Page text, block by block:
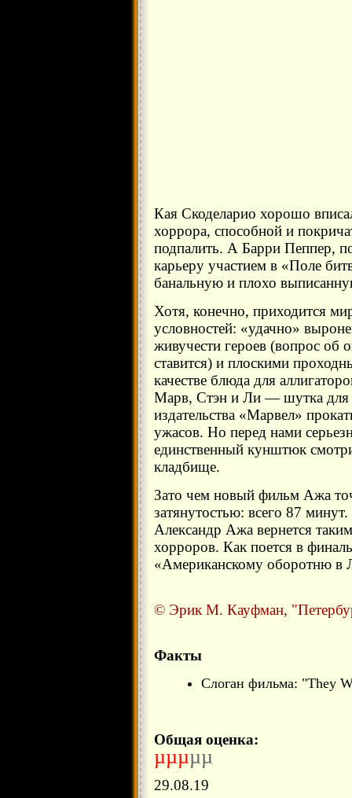
Кая Скоделарио хорошо
хоррора, способной и
подпалить. А Барри Пеппер,
карьеру участием в «Поле
банальную и плохо
Хотя, конечно, приходится
условностей: «удачно»
живучести героев (вопрос об
ставится) и плоскими
качестве блюда для
Марв, Стэн и Ли — шутка для
издательства «Марвел»
ужасов. Но перед нами
единственный кунштюк
кладбище.
Зато чем новый фильм Ажа
затянутостью: всего 87
Александр Ажа вернется
хорроров. Как поется в
«Американскому оборотню в
© Эрик М. Кауфман,
Факты
Слоган фильма: "They
Общая оценка:
µµµµµ
29.08.19